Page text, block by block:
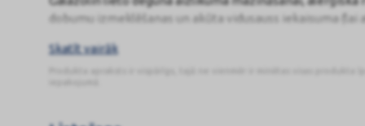
dobumu izmeklēšanas un akūta vidusauss iekaisuma (lai
Galazolin 0,5 mg/ml indicēts 2–12 gadus veciem bērniem
Skatīt vairāk